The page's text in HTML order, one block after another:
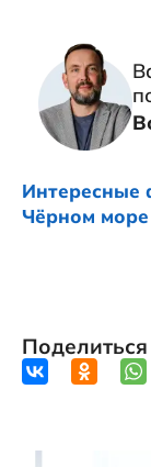
Интересные
Чёрном море
Поделиться